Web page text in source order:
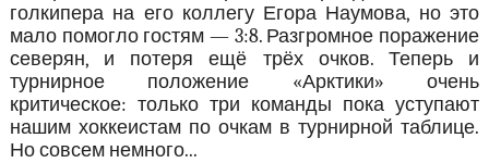
голкипера на его коллегу Егора Наумова, но это
мало помогло гостям — 3:8. Разгромное поражение
северян, и потеря ещё трёх очков. Теперь и
турнирное положение «Арктики» очень
критическое: только три команды пока уступают
нашим хоккеистам по очкам в турнирной таблице.
Но совсем немного...